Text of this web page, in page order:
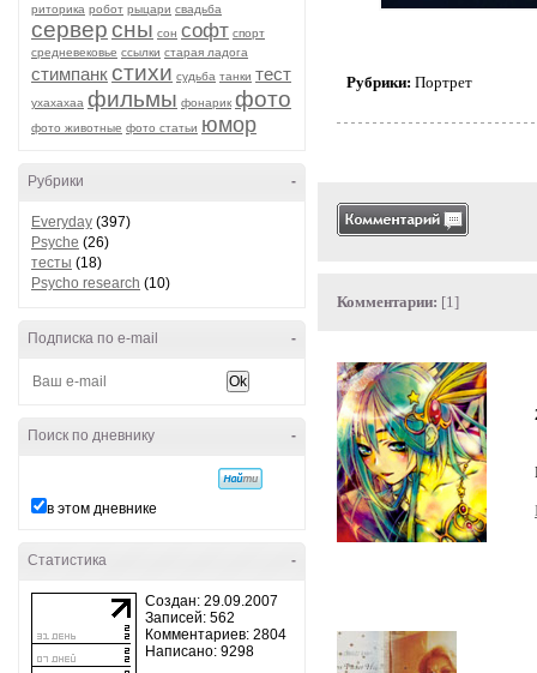
риторика робот рыцари свадьба
серверсны сон софт спорт
средневековье ссылки старая ладога
стимпанкстихи судьба танки тест
ухахахаа фильмы фонарик фото
фото животные фото статьи юмор
-
Рубрики
Everyday (397)
Psyche (26)
тесты (18)
Psycho research (10)
-
Подписка по e-mail
-
Поиск по дневнику
в этом дневнике
-
Статистика
Создан: 29.09.2007
Записей: 562
Комментариев: 2804
Написано: 9298
Рубрики: Портрет
Комментарии: [1]